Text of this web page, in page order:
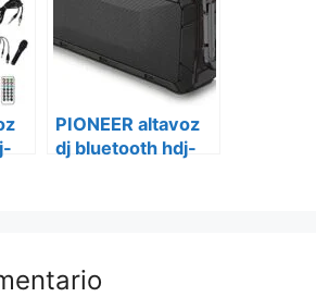
PIONEER altavoz
dj bluetooth hdj-